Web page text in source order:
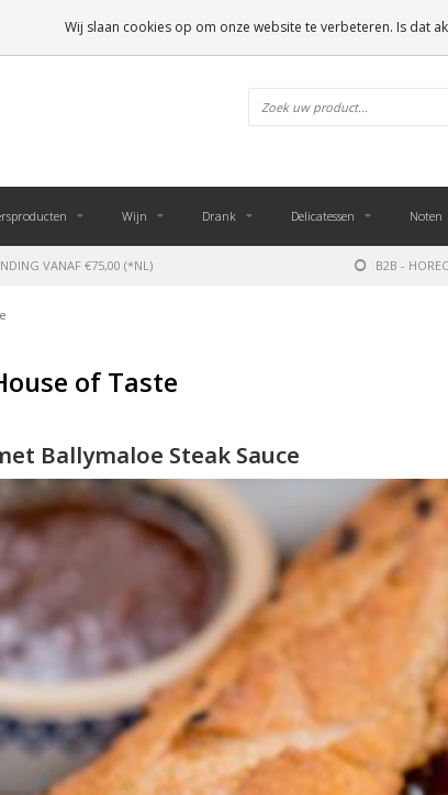
Wijn Drank Delicatessen Noten
VANAF €75,00 (*NL) B2B -
of Taste
Ballymaloe Steak Sauce
Wij slaan cookies op om onze website te verbeteren. Is dat